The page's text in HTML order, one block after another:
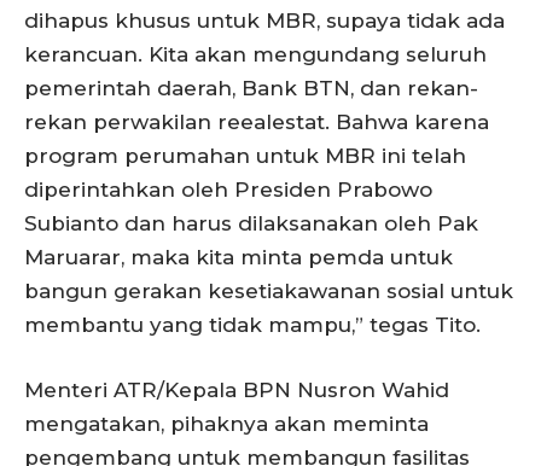
dihapus khusus untuk MBR, supaya tidak ada
kerancuan. Kita akan mengundang seluruh
pemerintah daerah, Bank BTN, dan rekan-
rekan perwakilan reealestat. Bahwa karena
program perumahan untuk MBR ini telah
diperintahkan oleh Presiden Prabowo
Subianto dan harus dilaksanakan oleh Pak
Maruarar, maka kita minta pemda untuk
bangun gerakan kesetiakawanan sosial untuk
membantu yang tidak mampu,” tegas Tito.
Menteri ATR/Kepala BPN Nusron Wahid
mengatakan, pihaknya akan meminta
pengembang untuk membangun fasilitas